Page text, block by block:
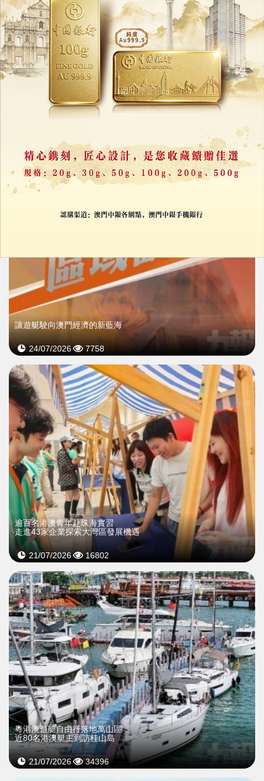
大灣區首次遊艇跨境互通
澳門遊艇參加桂山島自由行
24/07/2026 12810
讓遊艇駛向澳門經濟的新藍海
24/07/2026 7758
逾百名港澳青年赴珠海實習
走進43家企業探索大灣區發展機遇
21/07/2026 16802
粵港澳遊艇自由行落地萬山區
近80名港澳艇主到訪桂山島
21/07/2026 34396